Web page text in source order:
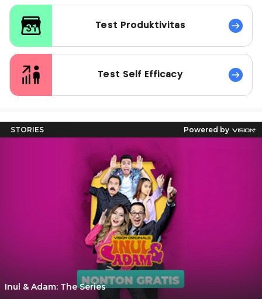
Test Produktivitas
Test Self Efficacy